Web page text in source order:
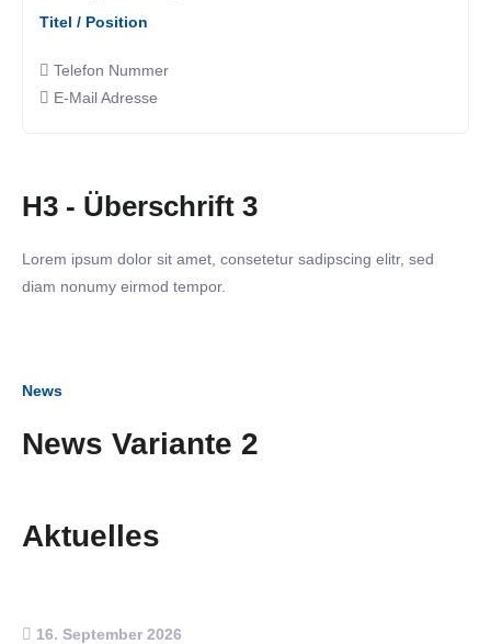
Titel / Position
Telefon Nummer
E-Mail Adresse
H3 - Überschrift 3
Lorem ipsum dolor sit amet, consetetur sadipscing elitr, sed
diam nonumy eirmod tempor.
News
News Variante 2
Aktuelles
16. September 2026